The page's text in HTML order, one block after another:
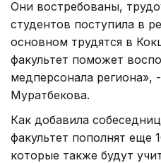
Они востребованы,
студентов поступила в
основном трудятся в
факультет поможет
медперсонала региона»,
Муратбекова.
Как добавила
факультет пополнят еще
которые также будут